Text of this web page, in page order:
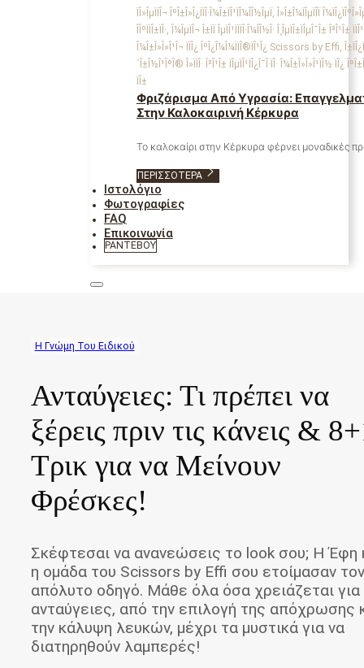
Φριζάρισμα Από Υγρασία:
Στην Καλοκαιρινή Κέρκυρα
Το καλοκαίρι στην Κέρκυρα φέρνει μοναδικές
ΠΕΡΙΣΣΌΤΕΡΑ
Ιστολόγιο
Φωτογραφίες
FAQ
Επικοινωνία
ΡΑΝΤΕΒΟΎ
Η Γνώμη Του Ειδικού
Ανταύγειες: Τι πρέπει να
ξέρεις πριν τις κάνεις &
Τρικ για να Μείνουν
Φρέσκες!
Σκέφτεσαι να ανανεώσεις το look σου; Η Έφη
η ομάδα του Scissors by Effi σου ετοίμασαν τον
απόλυτο οδηγό. Μάθε όλα όσα χρειάζεται για
ανταύγειες, από την επιλογή της απόχρωσης
την κάλυψη λευκών, μέχρι τα μυστικά για να
διατηρηθούν λαμπερές!